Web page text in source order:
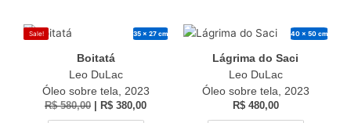
Sale! 35 x 27 cm
Boitatá
Leo DuLac
Óleo sobre tela, 2023
R$580,00 R$ 380,00
40 x 50 cm
Lágrima do Saci
Leo DuLac
Óleo sobre tela, 2023
R$480,00